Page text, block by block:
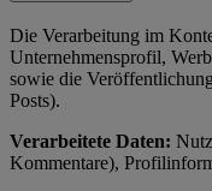
Die Verarbeitung im
Unternehmensprofil,
sowie die
Posts).
Verarbeitete Daten:
Kommentare),